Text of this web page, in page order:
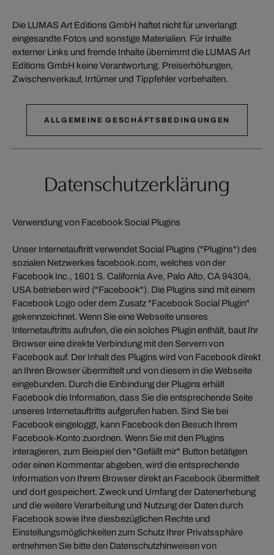
Die LUMAS Art Editions GmbH haftet nicht für unverlangt
eingesandte Fotos und sonstige Materialien. Für Inhalte
externer Links und fremde Inhalte übernimmt die LUMAS Art
Editions GmbH keine Verantwortung. Preiserhöhungen,
Zwischenverkauf, Irrtümer und Tippfehler vorbehalten.
ALLGEMEINE GESCHÄFTSBEDINGUNGEN
Datenschutzerklärung
Verwendung von Facebook Social Plugins
Unser Internetauftritt verwendet Social Plugins ("Plugins") des
sozialen Netzwerkes facebook.com, welches von der
Facebook Inc., 1601 S. California Ave, Palo Alto, CA 94304,
USA betrieben wird ("Facebook"). Die Plugins sind mit einem
Facebook Logo oder dem Zusatz "Facebook Social Plugin"
gekennzeichnet. Wenn Sie eine Webseite unseres
Internetauftritts aufrufen, die ein solches Plugin enthält, baut Ihr
Browser eine direkte Verbindung mit den Servern von
Facebook auf. Der Inhalt des Plugins wird von Facebook direkt
an Ihren Browser übermittelt und von diesem in die Webseite
eingebunden. Durch die Einbindung der Plugins erhält
Facebook die Information, dass Sie die entsprechende Seite
unseres Internetauftritts aufgerufen haben. Sind Sie bei
Facebook eingeloggt, kann Facebook den Besuch Ihrem
Facebook-Konto zuordnen. Wenn Sie mit den Plugins
interagieren, zum Beispiel den "Gefällt mir" Button betätigen
oder einen Kommentar abgeben, wird die entsprechende
Information von Ihrem Browser direkt an Facebook übermittelt
und dort gespeichert. Zweck und Umfang der Datenerhebung
und die weitere Verarbeitung und Nutzung der Daten durch
Facebook sowie Ihre diesbezüglichen Rechte und
Einstellungsmöglichkeiten zum Schutz Ihrer Privatssphäre
entnehmen Sie bitte den Datenschutzhinweisen von